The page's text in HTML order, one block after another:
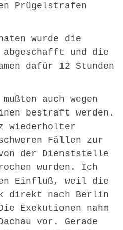
Prügelstrafen
wurde die
und die
dafür 12 Stunden
auch wegen
bestraft werden.
wiederholter
Fällen zur
der Dienststelle
wurden. Ich
Einfluß, weil die
direkt nach Berlin
Exekutionen nahm
vor. Gerade